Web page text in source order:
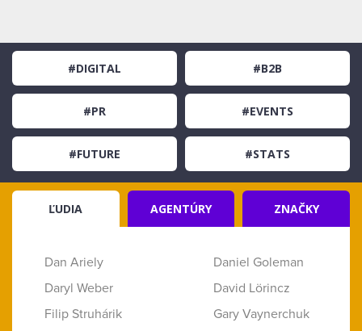
#DIGITAL #B2B
#PR #EVENTS
#FUTURE #STATS
ĽUDIA AGENTÚRY ZNAČKY
Dan Ariely
Daniel Goleman
Daryl Weber
David Lörincz
Filip Struhárik
Gary Vaynerchuk